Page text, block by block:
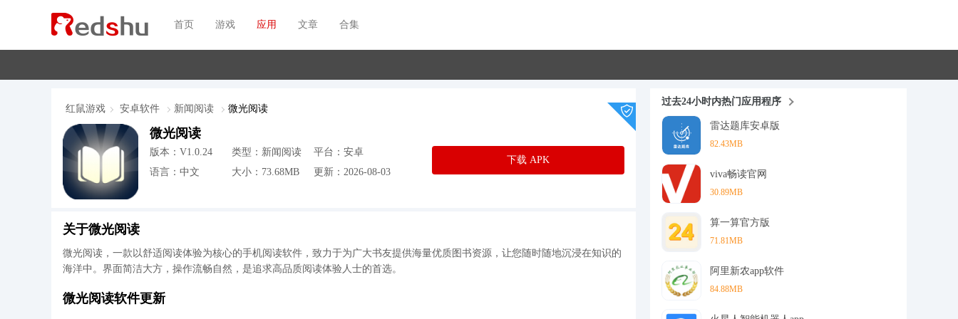
首页 游戏 应用 文章 合集
红鼠游戏 安卓软件 新闻阅读 微光阅读
微光阅读
版本：V1.0.24 类型：新闻阅读
平台：安卓
语言：中文
大小：73.68MB 更新：2026-08-03
下载 APK
关于微光阅读
微光阅读，一款以舒适阅读体验为核心的手机阅读软件，致力于为广大书友提供海量优质图书资源，让您随时随地沉浸在知识的
海洋中。界面简洁大方，操作流畅自然，是追求高品质阅读体验人士的首选。
微光阅读软件更新
过去24小时内热门应用程序
雷达题库安卓版
82.43MB
viva畅读官网
30.89MB
算一算官方版
71.81MB
阿里新农app软件
84.88MB